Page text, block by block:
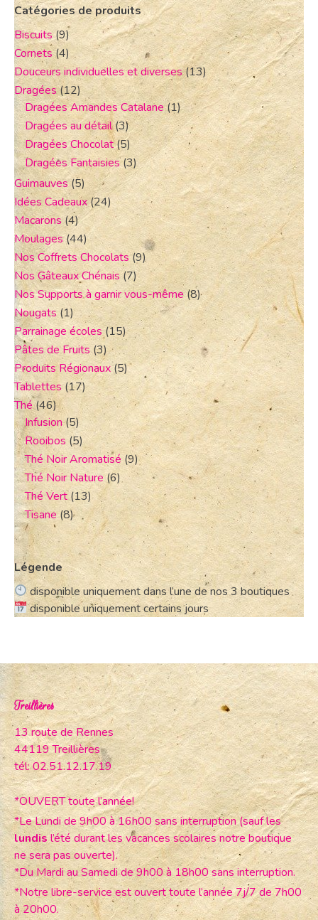
Catégories de produits
Biscuits(9)
Cornets(4)
Douceurs individuelles et diverses (13)
Dragées(12)
Dragées Amandes Catalane(1)
Dragées au détail(3)
Dragées Chocolat(5)
Dragées Fantaisies (3)
Guimauves (5)
Idées Cadeaux(24)
Macarons(4)
Moulages(44)
Nos Coffrets Chocolats (9)
Nos Gâteaux Chénais (7)
Nos Supports à garnir vous-même(8)
Nougats (1)
Parrainage écoles (15)
Pâtes de Fruits (3)
Produits Régionaux(5)
Tablettes(17)
Thé (46)
Infusion(5)
Rooibos (5)
Thé Noir Aromatisé (9)
Thé Noir Nature (6)
Thé Vert (13)
Tisane (8)
Légende
disponible uniquement dans l’une de nos 3 boutiques
disponible uniquement certains jours
Treillières
13 route de Rennes
44119 Treillières
tél: 02.51.12.17.19
*OUVERT toute l’année!
*Le Lundi de 9h00 à 16h00 sans interruption (sauf les
lundisl’été durant les vacances scolaires notre boutique
ne sera pas ouverte).
*Du Mardi au Samedi de 9h00 à 18h00 sans interruption.
*Notre libre-service est ouvert toute l’année 7j/7 de 7h00
à 20h00.